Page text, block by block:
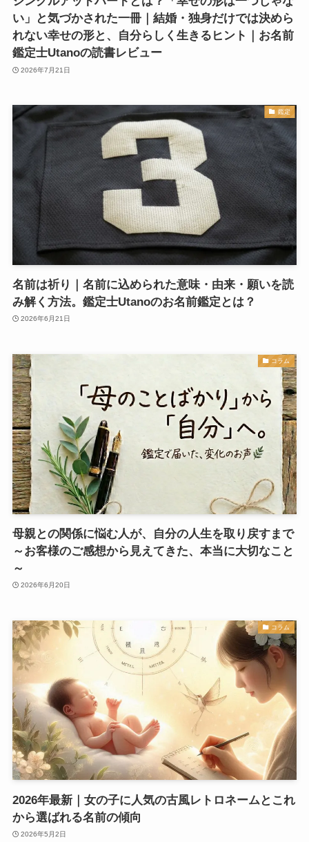
い」と気づかされた一冊｜結婚・独身だけでは決めら
れない幸せの形と、自分らしく生きるヒント｜お名前
鑑定士Utanoの読書レビュー
2026年7月21日
鑑定
名前は祈り｜名前に込められた意味・由来・願いを読
み解く方法。鑑定士Utanoのお名前鑑定とは？
2026年6月21日
コラム
母親との関係に悩む人が、自分の人生を取り戻すまで
～お客様のご感想から見えてきた、本当に大切なこと
～
2026年6月20日
コラム
2026年最新｜女の子に人気の古風レトロネームとこれ
から選ばれる名前の傾向
2026年5月2日